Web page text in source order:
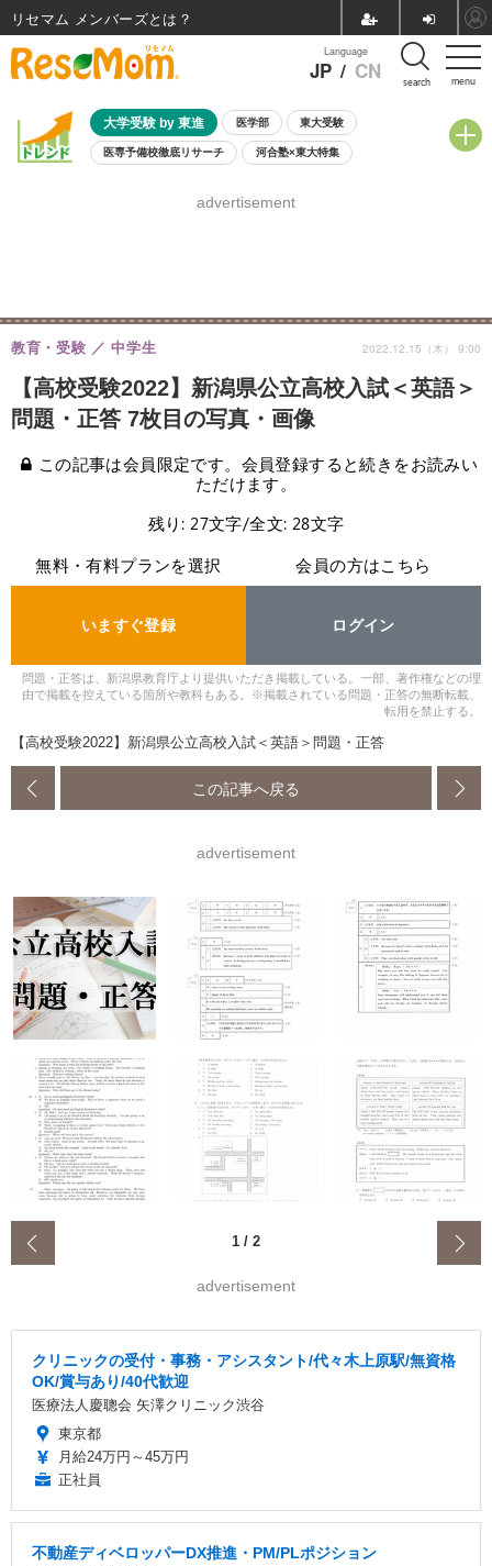
menu
Language
JP / CN search
大学受験 by 東進 医学部 東大受験
医専予備校徹底リサーチ 河合塾×東大特集
8月開催学校説明会・相談会
advertisement
【高校受験2022】新潟県公立高校入試＜英語＞
問題・正答 7枚目の写真・画像
教育・受験 中学生 2022.12.15（木） 9:00
この記事は会員限定です。会員登録すると続きをお読みい
ただけます。
残り: 27文字/全文: 28文字
無料・有料プランを選択
いますぐ登録
会員の方はこちら
ログイン
問題・正答は、新潟県教育庁より提供いただき掲載している。一部、著作権などの理
由で掲載を控えている箇所や教科もある。※掲載されている問題・正答の無断転載、
転用を禁止する。
【高校受験2022】新潟県公立高校入試＜英語＞問題・正答
この記事へ戻る
advertisement
1 / 2
advertisement
クリニックの受付・事務・アシスタント/代々木上原駅/無資格
OK/賞与あり/40代歓迎
医療法人慶聰会 矢澤クリニック渋谷
東京都
月給24万円～45万円
正社員
不動産ディベロッパーDX推進・PM/PLポジション
リセマム メンバーズ